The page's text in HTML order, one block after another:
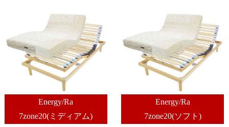
Energy/Ra
7zone20(ミディアム)
Energy/Ra
7zone20(ソフト)